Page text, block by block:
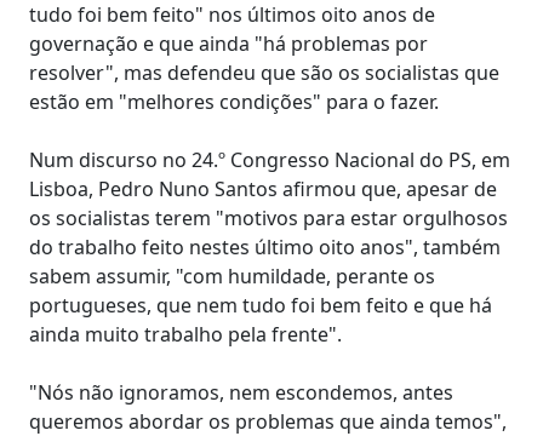
tudo foi bem feito" nos últimos oito anos de
governação e que ainda "há problemas por
resolver", mas defendeu que são os socialistas que
estão em "melhores condições" para o fazer.
Num discurso no 24.º Congresso Nacional do PS, em
Lisboa, Pedro Nuno Santos afirmou que, apesar de
os socialistas terem "motivos para estar orgulhosos
do trabalho feito nestes último oito anos", também
sabem assumir, "com humildade, perante os
portugueses, que nem tudo foi bem feito e que há
ainda muito trabalho pela frente".
"Nós não ignoramos, nem escondemos, antes
queremos abordar os problemas que ainda temos",